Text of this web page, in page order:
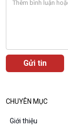
CHUYÊN MỤC
Giới thiệu